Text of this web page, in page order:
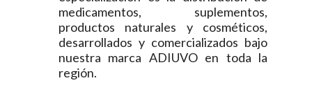
medicamentos, suplementos,
productos naturales y cosméticos,
desarrollados y comercializados bajo
nuestra marca ADIUVO en toda la
región.